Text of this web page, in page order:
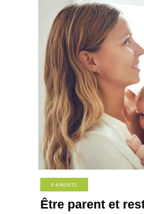
PARENTS
Être parent et